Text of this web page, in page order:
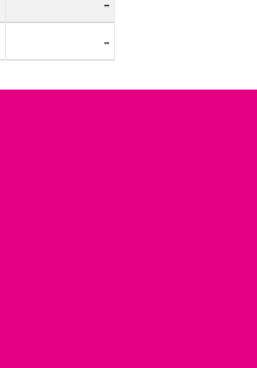
-